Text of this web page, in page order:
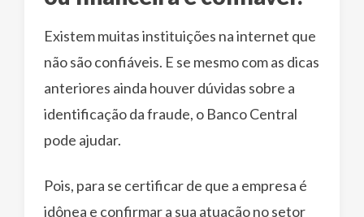
Existem muitas instituições na internet que
não são confiáveis. E se mesmo com as dicas
anteriores ainda houver dúvidas sobre a
identificação da fraude, o Banco Central
pode ajudar.
Pois, para se certificar de que a empresa é
idônea e confirmar a sua atuação no setor